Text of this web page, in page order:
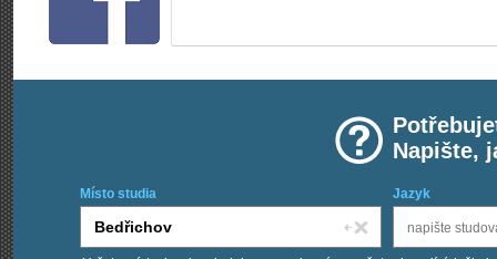
Napište,
Místo studia Jazyk